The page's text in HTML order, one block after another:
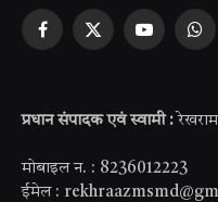
Facebook
X
YouTube
प्रधान संपादक एवं स्वामी :
मोबाइल न. : 8236012223
ईमेल :